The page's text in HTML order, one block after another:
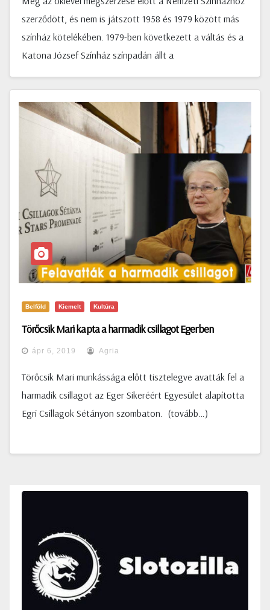
szerződött, és nem is játszott 1958 és 1979 között más
színház kötelékében. 1979-ben következett a váltás és a
Katona József Színház színpadán állt a
Belföld Kiemelt Kultúra
Törőcsik Mari kapta a harmadik csillagot Egerben
ápr 6, 2019 Agria
Törőcsik Mari munkássága előtt tisztelegve avatták fel a
harmadik csillagot az Eger Sikeréért Egyesület alapította
Egri Csillagok Sétányon szombaton. (tovább…)